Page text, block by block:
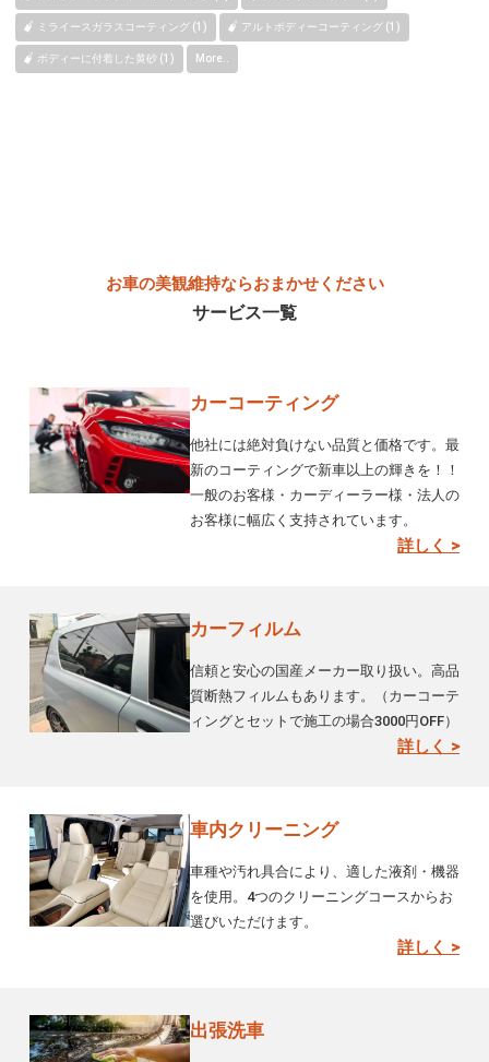
ミライースガラスコーティング (1) アルトボディーコーティング (1)
ボディーに付着した黄砂 (1) More..
お車の美観維持ならおまかせください
サービス一覧
カーコーティング
他社には絶対負けない品質と価格です。最
新のコーティングで新車以上の輝きを！！
一般のお客様・カーディーラー様・法人の
お客様に幅広く支持されています。
詳しく >
カーフィルム
信頼と安心の国産メーカー取り扱い。高品
質断熱フィルムもあります。（カーコーテ
ィングとセットで施工の場合3000円OFF）
詳しく >
車内クリーニング
車種や汚れ具合により、適した液剤・機器
を使用。4つのクリーニングコースからお
選びいただけます。
詳しく >
出張洗車